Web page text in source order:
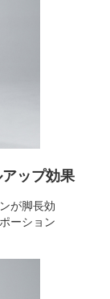
ップ効果
が脚長効
ーション